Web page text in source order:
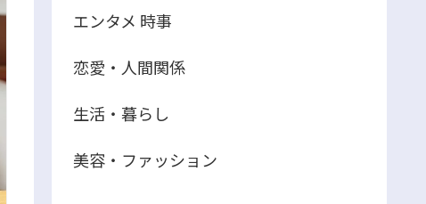
エンタメ 時事
恋愛・人間関係
生活・暮らし
美容・ファッション